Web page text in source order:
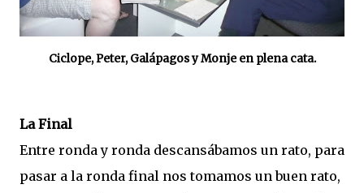
Ciclope, Peter, Galápagos y Monje en plena cata.
La Final
Entre ronda y ronda descansábamos un rato, para
pasar a la ronda final nos tomamos un buen rato,